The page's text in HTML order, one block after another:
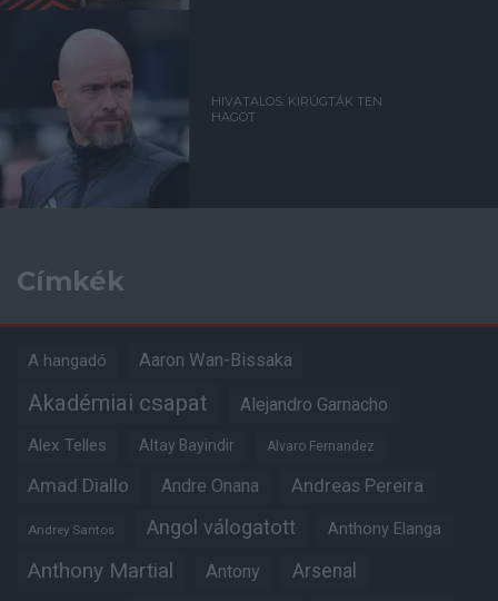
HIVATALOS: KIRÚGTÁK TEN
HAGOT
Címkék
A hangadó Aaron Wan-Bissaka
Akadémiai csapat Alejandro Garnacho
Alex Telles Altay Bayindir Alvaro Fernandez
Amad Diallo Andre Onana Andreas Pereira
Andrey Santos Angol válogatott Anthony Elanga
Anthony Martial Antony Arsenal